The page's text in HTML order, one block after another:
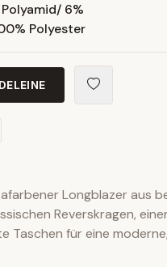
6%
Polyester
Longblazer aus
Reverskragen,
Taschen für eine